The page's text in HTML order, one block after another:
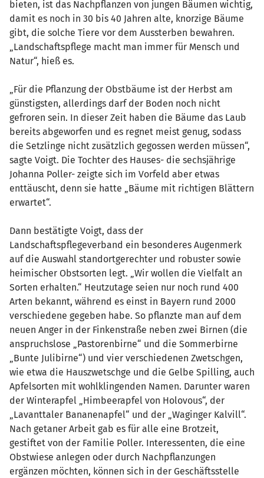
bieten, ist das Nachpflanzen von jungen Bäumen wichtig,
damit es noch in 30 bis 40 Jahren alte, knorzige Bäume
gibt, die solche Tiere vor dem Aussterben bewahren.
„Landschaftspflege macht man immer für Mensch und
Natur“, hieß es.
„Für die Pflanzung der Obstbäume ist der Herbst am
günstigsten, allerdings darf der Boden noch nicht
gefroren sein. In dieser Zeit haben die Bäume das Laub
bereits abgeworfen und es regnet meist genug, sodass
die Setzlinge nicht zusätzlich gegossen werden müssen“,
sagte Voigt. Die Tochter des Hauses- die sechsjährige
Johanna Poller- zeigte sich im Vorfeld aber etwas
enttäuscht, denn sie hatte „Bäume mit richtigen Blättern
erwartet“.
Dann bestätigte Voigt, dass der
Landschaftspflegeverband ein besonderes Augenmerk
auf die Auswahl standortgerechter und robuster sowie
heimischer Obstsorten legt. „Wir wollen die Vielfalt an
Sorten erhalten.“ Heutzutage seien nur noch rund 400
Arten bekannt, während es einst in Bayern rund 2000
verschiedene gegeben habe. So pflanzte man auf dem
neuen Anger in der Finkenstraße neben zwei Birnen (die
anspruchslose „Pastorenbirne“ und die Sommerbirne
„Bunte Julibirne“) und vier verschiedenen Zwetschgen,
wie etwa die Hauszwetschge und die Gelbe Spilling, auch
Apfelsorten mit wohlklingenden Namen. Darunter waren
der Winterapfel „Himbeerapfel von Holovous“, der
„Lavanttaler Bananenapfel“ und der „Waginger Kalvill“.
Nach getaner Arbeit gab es für alle eine Brotzeit,
gestiftet von der Familie Poller. Interessenten, die eine
Obstwiese anlegen oder durch Nachpflanzungen
ergänzen möchten, können sich in der Geschäftsstelle